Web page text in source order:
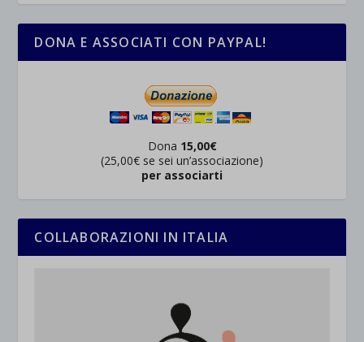
DONA E ASSOCIATI CON PAYPAL!
Dona 15,00€
(25,00€ se sei un’associazione)
per associarti
COLLABORAZIONI IN ITALIA